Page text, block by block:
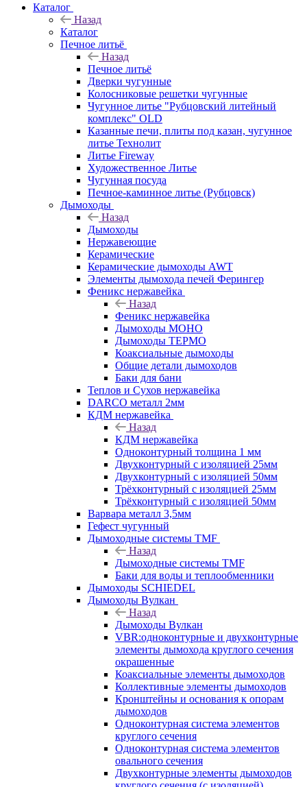
Каталог
Назад
Каталог
Печное литьё
Назад
Печное литьё
Дверки чугунные
Колосниковые решетки чугунные
Чугунное литье "Рубцовский литейный
комплекс" OLD
Казанные печи, плиты под казан, чугунное
литье Технолит
Литье Fireway
Художественное Литье
Чугунная посуда
Печное-каминное литье (Рубцовск)
Дымоходы
Назад
Дымоходы
Нержавеющие
Керамические
Керамические дымоходы AWT
Элементы дымохода печей Ферингер
Феникс нержавейка
Назад
Феникс нержавейка
Дымоходы МОНО
Дымоходы ТЕРМО
Коаксиальные дымоходы
Общие детали дымоходов
Баки для бани
Теплов и Сухов нержавейка
DARCO металл 2мм
КДМ нержавейка
Назад
КДМ нержавейка
Одноконтурный толщина 1 мм
Двухконтурный с изоляцией 25мм
Двухконтурный с изоляцией 50мм
Трёхконтурный с изоляцией 25мм
Трёхконтурный с изоляцией 50мм
Варвара металл 3,5мм
Гефест чугунный
Дымоходные системы TMF
Назад
Дымоходные системы TMF
Баки для воды и теплообменники
Дымоходы SCHIEDEL
Дымоходы Вулкан
Назад
Дымоходы Вулкан
VBR:одноконтурные и двухконтурные
элементы дымохода круглого сечения
окрашенные
Коаксиальные элементы дымоходов
Коллективные элементы дымоходов
Кронштейны и основания к опорам
дымоходов
Одноконтурная система элементов
круглого сечения
Одноконтурная система элементов
овального сечения
Двухконтурные элементы дымоходов